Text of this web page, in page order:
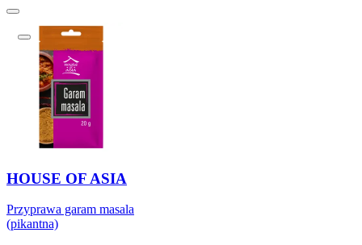
HOUSE OF ASIA
Przyprawa garam masala
(pikantna)